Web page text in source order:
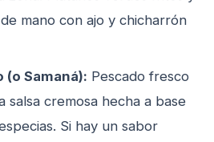
mano con ajo y chicharrón
(o Samaná): Pescado fresco
salsa cremosa hecha a base
Si hay un sabor